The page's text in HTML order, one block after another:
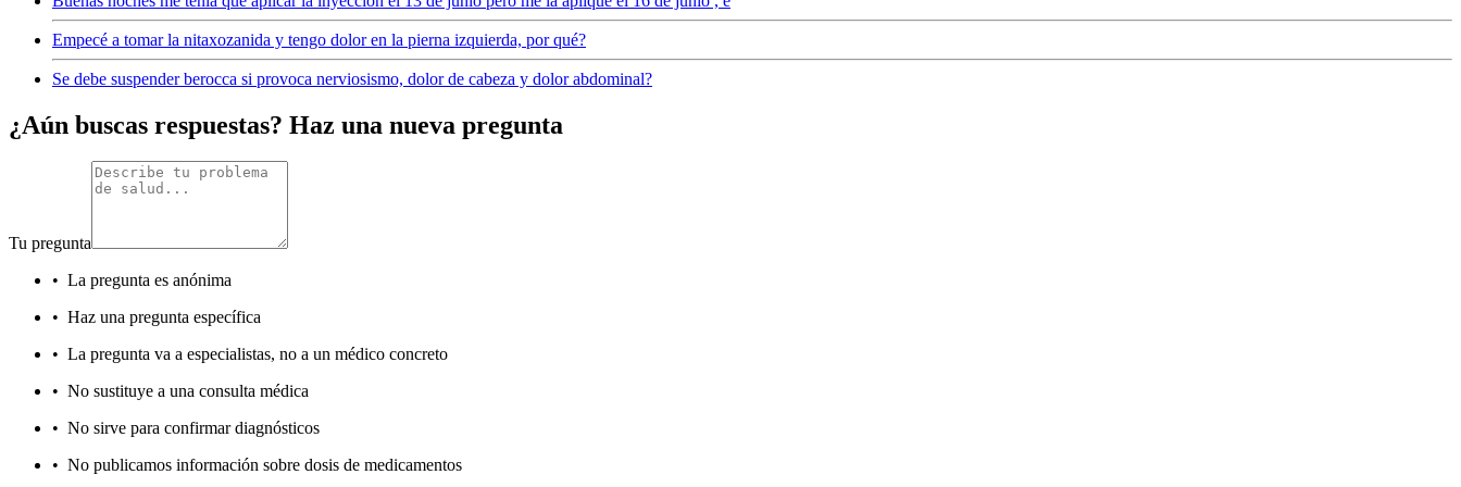
Empecé a tomar la nitaxozanida y tengo dolor en la pierna izquierda, por qué?
Se debe suspender berocca si provoca nerviosismo, dolor de cabeza y dolor abdominal?
¿Aún buscas respuestas? Haz una nueva pregunta
Tu pregunta
• La pregunta es anónima
• Haz una pregunta específica
• La pregunta va a especialistas, no a un médico concreto
• No sustituye a una consulta médica
• No sirve para confirmar diagnósticos
• No publicamos información sobre dosis de medicamentos